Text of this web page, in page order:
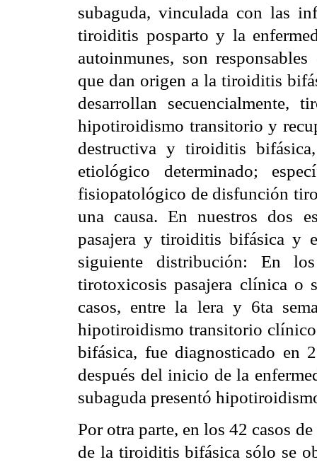
subaguda, vinculada con las
tiroiditis posparto y la
autoinmunes, son
que dan origen a la tiroiditis
desarrollan secuencialmente,
hipotiroidismo transitorio y
destructiva y tiroiditis
etiológico determinado;
fisiopatológico de disfunción
una causa. En nuestros dos
pasajera y tiroiditis bifásica y
siguiente distribución: En
tirotoxicosis pasajera clínica o
casos, entre la lera y 6ta
hipotiroidismo transitorio
bifásica, fue diagnosticado en
después del inicio de la
subaguda presentó
Por otra parte, en los 42 casos
de la tiroiditis bifásica sólo se